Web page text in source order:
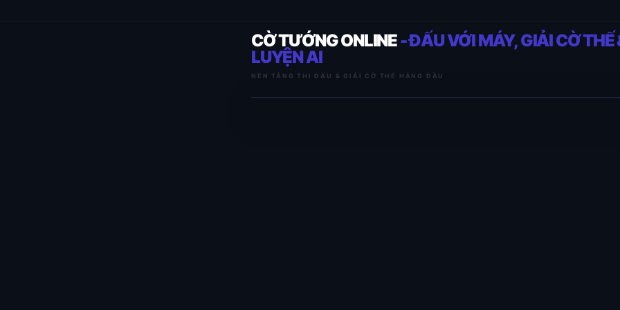
CỜ TƯỚNG ONLINE- ĐẤU VỚI MÁY, GIẢI CỜ THẾ
LUYỆN AI
NỀN TẢNG THI ĐẤU & GIẢI CỜ THẾ HÀNG ĐẦU